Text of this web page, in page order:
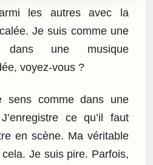
les autres avec la
Je suis comme une
dans une musique
voyez-vous ?
sens comme dans une
ce qu’il faut
en scène. Ma véritable
cela. Je suis pire. Parfois,